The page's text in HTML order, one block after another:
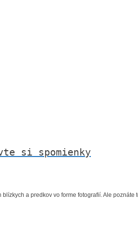
si spomienky
a predkov vo forme fotografií. Ale